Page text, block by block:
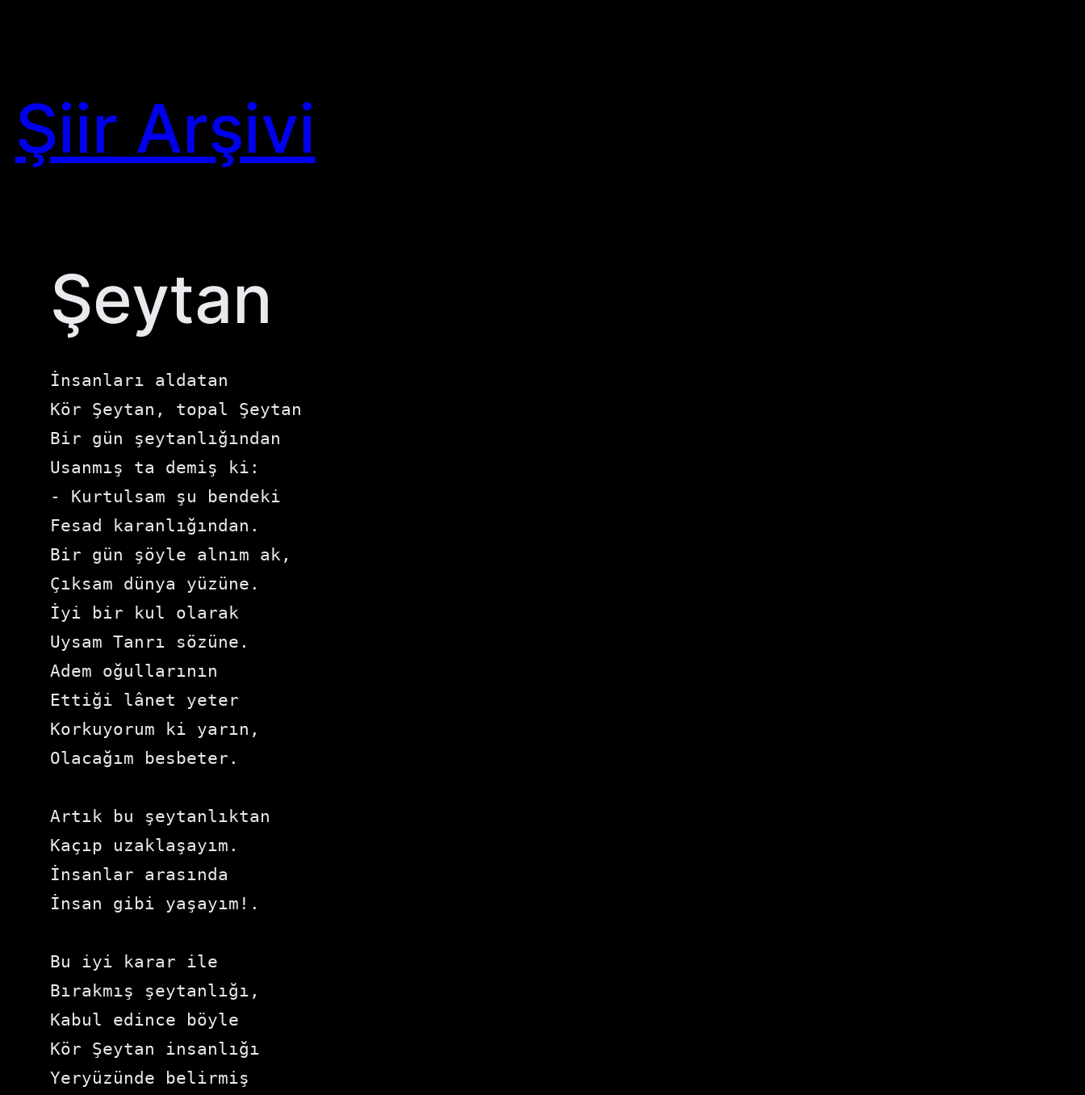
Şiir Arşivi
Şeytan
İnsanları aldatan
Kör Şeytan, topal Şeytan
Bir gün şeytanlığından
Usanmış ta demiş ki:
- Kurtulsam şu bendeki
Fesad karanlığından.
Bir gün şöyle alnım ak,
Çıksam dünya yüzüne.
İyi bir kul olarak
Uysam Tanrı sözüne.
Adem oğullarının
Ettiği lânet yeter
Korkuyorum ki yarın,
Olacağım besbeter.
Artık bu şeytanlıktan
Kaçıp uzaklaşayım.
İnsanlar arasında
İnsan gibi yaşayım!.
Bu iyi karar ile
Bırakmış şeytanlığı,
Kabul edince böyle
Kör Şeytan insanlığı
Yeryüzünde belirmiş